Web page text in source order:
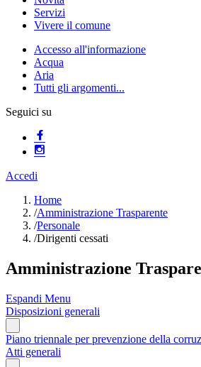
Servizi
Vivere il comune
Accesso all'informazione
Acqua
Aria
Tutti gli argomenti...
Seguici su
Accedi
Home
/Amministrazione Trasparente
/Personale
/Dirigenti cessati
Amministrazione
Espandi Menu
Disposizioni generali
Piano triennale per prevenzione della
Atti generali